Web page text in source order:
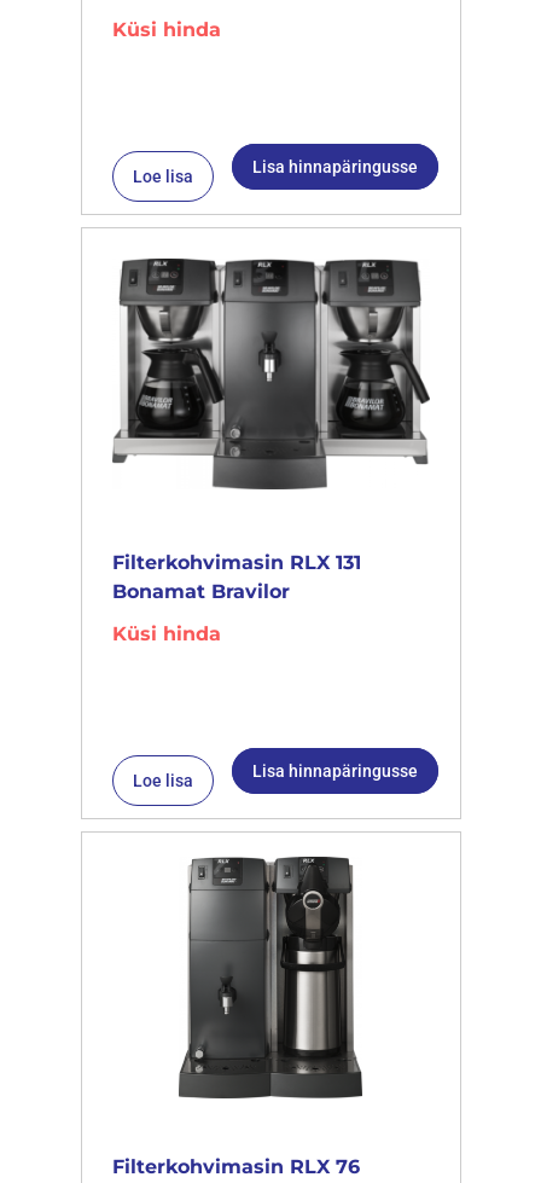
Küsi hinda
Loe lisa Lisa hinnapäringusse
Filterkohvimasin RLX 131
Bonamat Bravilor
Küsi hinda
Loe lisa Lisa hinnapäringusse
Filterkohvimasin RLX 76